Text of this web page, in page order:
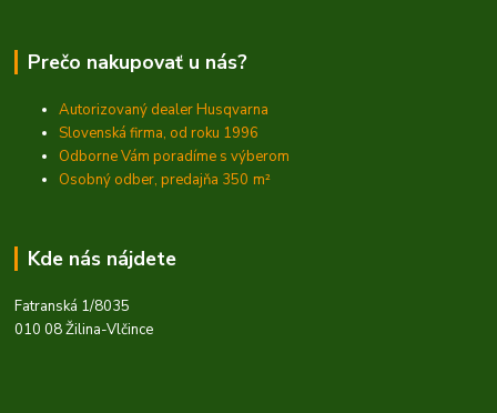
Prečo nakupovať u nás?
Autorizovaný dealer Husqvarna
Slovenská firma, od roku 1996
Odborne Vám poradíme s výberom
Osobný odber, predajňa 350 m²
Kde nás nájdete
Fatranská 1/8035
010 08 Žilina-Vlčince